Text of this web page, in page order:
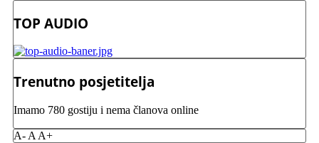
TOP AUDIO
Trenutno posjetitelja
Imamo 780 gostiju i nema članova online
A- A A+